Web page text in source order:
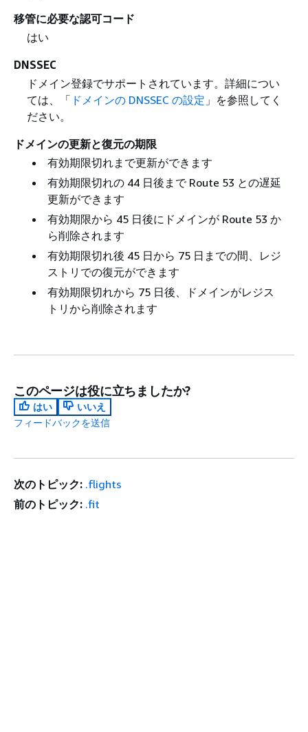
移管に必要な認可コード
はい
DNSSEC
ドメイン登録でサポートされています。詳細につい
ては、「 ドメインの DNSSEC の設定 」を参照してく
ださい。
ドメインの更新と復元の期限
有効期限切れまで更新ができます
有効期限切れの 44 日後まで Route 53 との遅延
更新ができます
有効期限から 45 日後にドメインが Route 53 か
ら削除されます
有効期限切れ後 45 日から 75 日までの間、レジ
ストリでの復元ができます
有効期限切れから 75 日後、ドメインがレジス
トリから削除されます
このページは役に立ちましたか?
はい
いいえ
フィードバックを送信
次のトピック: .flights
前のトピック: .fit